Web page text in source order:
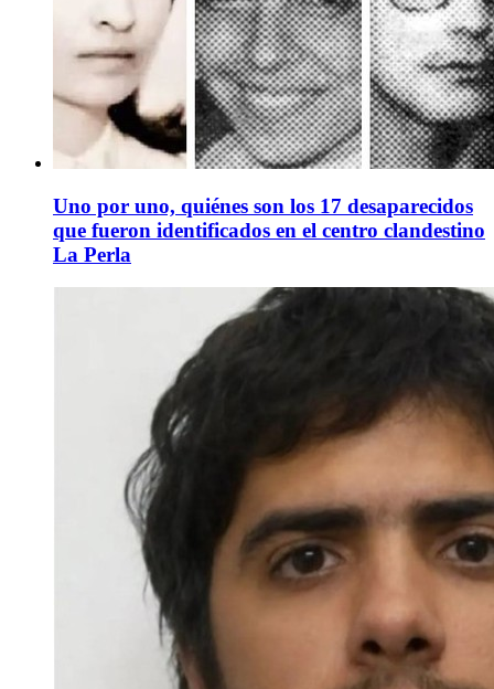
Uno por uno, quiénes son los 17 desaparecidos
que fueron identificados en el centro clandestino
La Perla